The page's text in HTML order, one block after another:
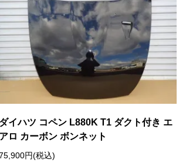
ダイハツ コペン L880K T1 ダクト付き エ
アロ カーボン ボンネット
円(税込)